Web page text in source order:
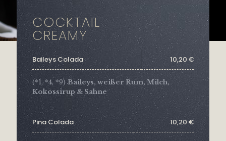
Cocktail Creamy
COCKTAIL
CREAMY
Baileys Colada 10,20 €
(*1, *4, *9)Baileys, weißer Rum, Milch,
Kokossirup & Sahne
Pina Colada 10,20 €